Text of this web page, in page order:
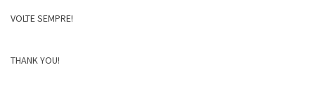
VOLTE SEMPRE!
THANK YOU!